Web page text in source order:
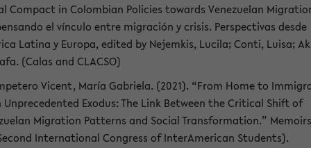
Compact in Colombian Policies towards Venezuelan
el vínculo entre migración y crisis. Perspectivas desde
Latina y Europa, edited by Nejemkis, Lucila; Conti, Luisa;
(Calas and CLACSO)
Vicent, María Gabriela. (2021). “From Home to
Exodus: The Link Between the Critical Shift of
Migration Patterns and Social Transformation.”
International Congress of InterAmerican Students).